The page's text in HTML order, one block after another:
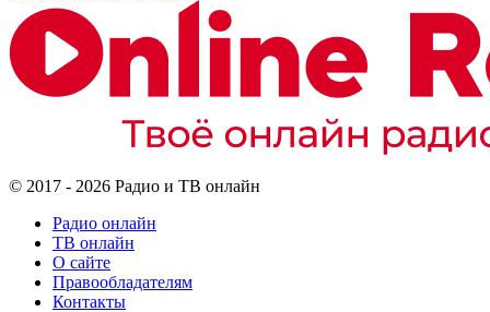
© 2017 - 2026 Радио и ТВ онлайн
Радио онлайн
ТВ онлайн
О сайте
Правообладателям
Контакты